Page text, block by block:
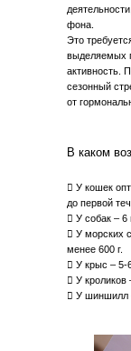
фона.
Это
выделяемых
активность.
сезонный
от
В каком
 У кошек
до первой
 У собак – 6
 У морских
менее 600 г.
 У крыс – 5-
 У кроликов
 У шиншилл